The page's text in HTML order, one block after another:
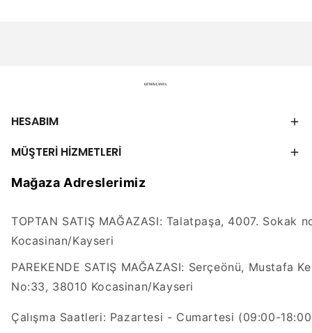
HESABIM
MÜŞTERİ HİZMETLERİ
Mağaza Adreslerimiz
TOPTAN SATIŞ MAĞAZASI: Talatpaşa, 4007. Sokak
Kocasinan/Kayseri
PAREKENDE SATIŞ MAĞAZASI: Serçeönü, Mustafa
No:33, 38010 Kocasinan/Kayseri
Çalışma Saatleri: Pazartesi - Cumartesi (09:00-